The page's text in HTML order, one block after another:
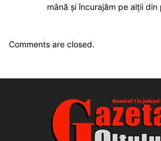
mână și încurajăm pe alții
Comments are closed.